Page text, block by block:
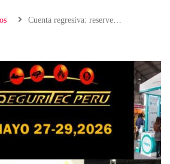
Cuenta regresiva: reserve…